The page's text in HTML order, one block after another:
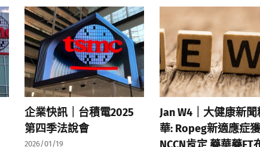
企業快訊｜台積電2025
第四季法說會
2026/01/19
Jan W4｜大健康新聞
華: Ropeg新適應症獲